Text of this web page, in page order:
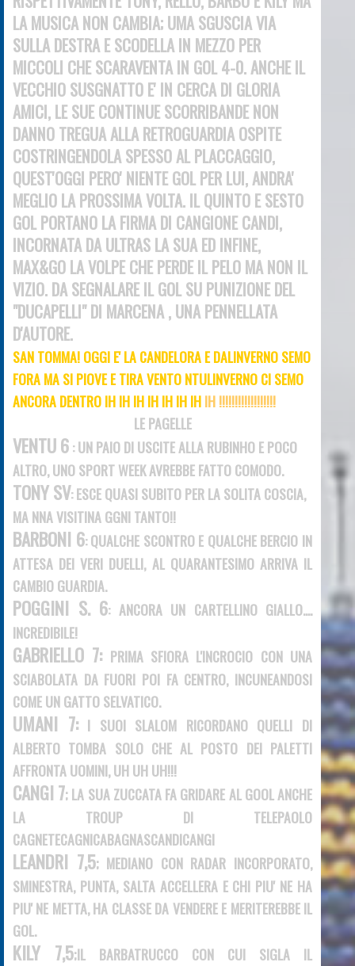
LA MUSICA NON CAMBIA; UMA SGUSCIA VIA
SULLA DESTRA E SCODELLA IN MEZZO PER
MICCOLI CHE SCARAVENTA IN GOL 4-0.ANCHE IL
VECCHIO SUSGNATTO E' IN CERCA DI GLORIA
AMICI, LE SUE CONTINUE SCORRIBANDE NON
DANNO TREGUA ALLA RETROGUARDIA OSPITE
COSTRINGENDOLA SPESSO AL PLACCAGGIO,
QUEST'OGGI PERO' NIENTE GOL PER LUI, ANDRA'
MEGLIO LA PROSSIMA VOLTA. IL QUINTO E SESTO
GOL PORTANO LA FIRMA DI CANGIONE CANDI,
INCORNATA DA ULTRAS LA SUA ED INFINE,
MAX&GO LA VOLPE CHE PERDE IL PELO MA NON IL
VIZIO. DA SEGNALARE IL GOL SU PUNIZIONE DEL
"DUCAPELLI"DI MARCENA , UNA PENNELLATA
D'AUTORE.
SAN TOMMA! OGGI E' LA CANDELORA E DALINVERNO SEMO
FORA MA SI PIOVE E TIRA VENTO NTULINVERNO CI SEMO
ANCORA DENTRO IH IH IH IH IH IH IHIH !!!!!!!!!!!!!!!!!!
LE PAGELLE
VENTU 6: UN PAIO DI USCITE ALLA RUBINHO E POCO
ALTRO, UNO SPORT WEEK AVREBBE FATTO COMODO.
TONY SV: ESCE QUASI SUBITO PER LA SOLITA COSCIA,
MA NNA VISITINA GGNI TANTO!!
BARBONI 6: QUALCHE SCONTRO E QUALCHE BERCIO IN
ATTESA DEI VERI DUELLI, AL QUARANTESIMO ARRIVA IL
CAMBIO GUARDIA.
POGGINI S. 6: ANCORA UN CARTELLINO GIALLO....
INCREDIBILE!
GABRIELLO 7: PRIMA SFIORA L'INCROCIO CON UNA
SCIABOLATA DA FUORI POI FA CENTRO, INCUNEANDOSI
COME UN GATTO SELVATICO.
UMANI 7:I SUOI SLALOM RICORDANO QUELLI DI
ALBERTO TOMBA SOLO CHE AL POSTO DEI PALETTI
AFFRONTA UOMINI, UH UH UH!!!
CANGI 7; LA SUA ZUCCATA FA GRIDARE AL GOOL ANCHE
LA TROUP DI TELEPAOLO
CAGNETECAGNICABAGNASCANDICANGI
LEANDRI 7,5; MEDIANO CON RADAR INCORPORATO,
SMINESTRA, PUNTA, SALTA ACCELLERA E CHI PIU' NE HA
PIU' NE METTA, HA CLASSE DA VENDERE E MERITEREBBE IL
GOL.
KILY 7,5;IL BARBATRUCCO CON CUI SIGLA IL